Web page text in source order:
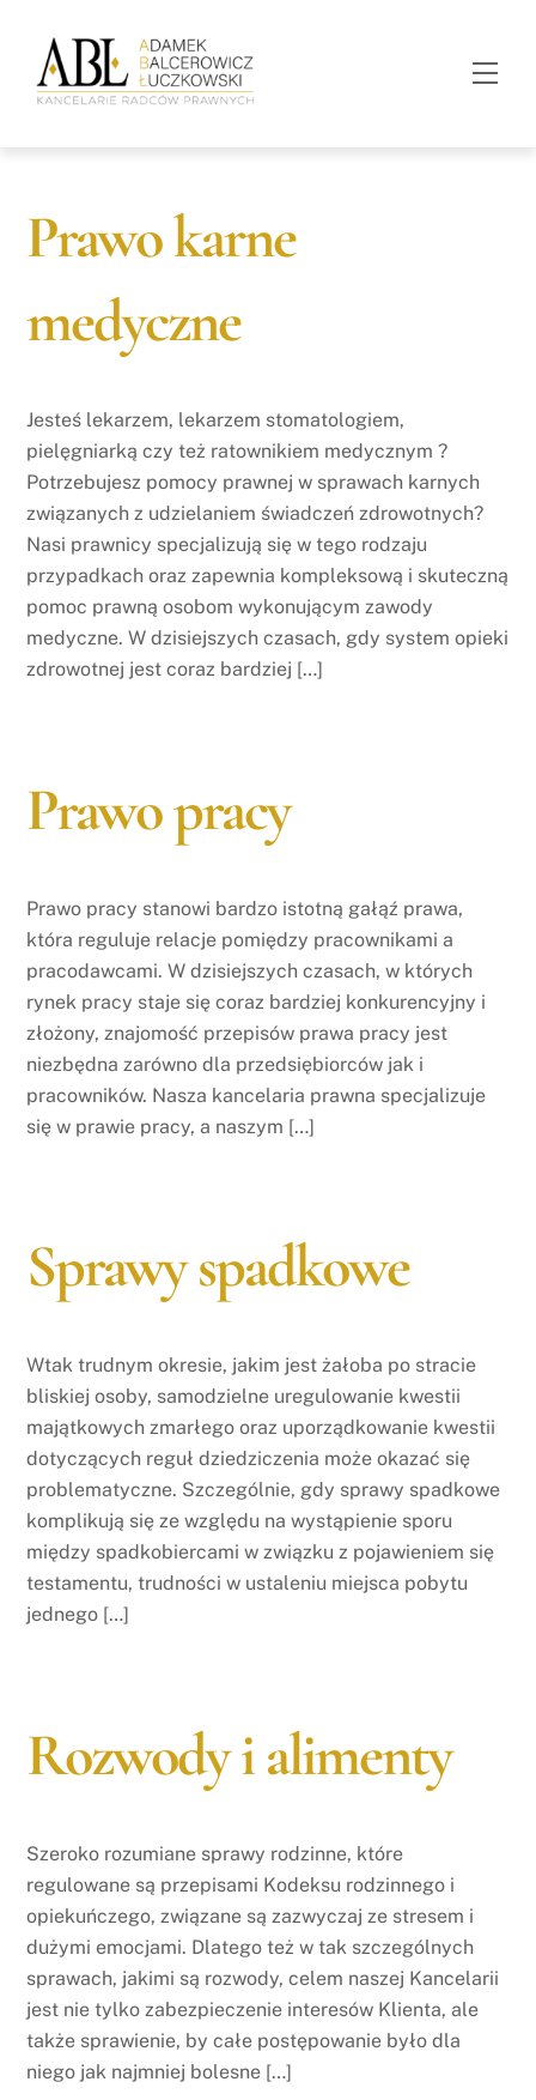
content
Prawo karne
medyczne
Jesteś lekarzem, lekarzem stomatologiem,
pielęgniarką czy też ratownikiem medycznym ?
Potrzebujesz pomocy prawnej w sprawach karnych
związanych z udzielaniem świadczeń zdrowotnych?
Nasi prawnicy specjalizują się w tego rodzaju
przypadkach oraz zapewnia kompleksową i skuteczną
pomoc prawną osobom wykonującym zawody
medyczne. W dzisiejszych czasach, gdy system opieki
zdrowotnej jest coraz bardziej […]
Prawo pracy
Prawo pracy stanowi bardzo istotną gałąź prawa,
która reguluje relacje pomiędzy pracownikami a
pracodawcami. W dzisiejszych czasach, w których
rynek pracy staje się coraz bardziej konkurencyjny i
złożony, znajomość przepisów prawa pracy jest
niezbędna zarówno dla przedsiębiorców jak i
pracowników. Nasza kancelaria prawna specjalizuje
się w prawie pracy, a naszym […]
Sprawy spadkowe
Wtak trudnym okresie, jakim jest żałoba po stracie
bliskiej osoby, samodzielne uregulowanie kwestii
majątkowych zmarłego oraz uporządkowanie kwestii
dotyczących reguł dziedziczenia może okazać się
problematyczne. Szczególnie, gdy sprawy spadkowe
komplikują się ze względu na wystąpienie sporu
między spadkobiercami w związku z pojawieniem się
testamentu, trudności w ustaleniu miejsca pobytu
jednego […]
Rozwody i alimenty
Szeroko rozumiane sprawy rodzinne, które
regulowane są przepisami Kodeksu rodzinnego i
opiekuńczego, związane są zazwyczaj ze stresem i
dużymi emocjami. Dlatego też w tak szczególnych
sprawach, jakimi są rozwody, celem naszej Kancelarii
jest nie tylko zabezpieczenie interesów Klienta, ale
także sprawienie, by całe postępowanie było dla
niego jak najmniej bolesne […]